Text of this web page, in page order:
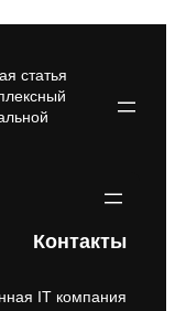
статья
Контакты
IT компания